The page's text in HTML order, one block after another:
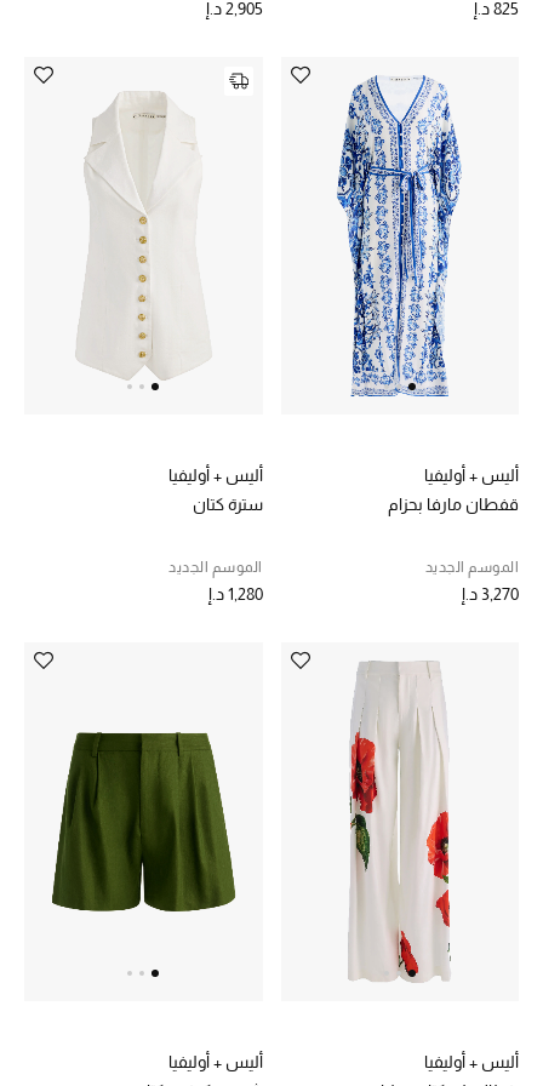
تسوقوا الأحذية
الجمال
جميع مستحضرات الجمال
الأكثر مبيعاً
العطور
مكتشف العطور
العناية بالبشرة
مستحضرات العناية
مستحضرات الاستحمام والعناية بالجسم
العناية بالشعر
الصحة والعافية
825 د.إ 2,905 د.إ
أليس + أوليفيا
قفطان مارفا بحزام
الموسم الجديد
3,270 د.إ
أليس + أوليفيا
سترة كتان
الموسم الجديد
1,280 د.إ
أليس + أوليفيا
أليس + أوليفيا